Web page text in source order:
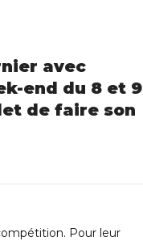
avec
end du 8 et 9
de faire son
Pour leur